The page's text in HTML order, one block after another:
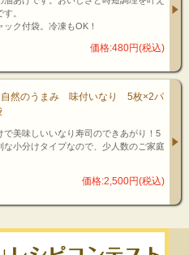
。
ク付袋。冷凍もOK！
価格:480円(税込)
自然のうまみ 味付いなり 5枚×2パ
で美味しいいなり寿司のできあがり！5
な小分けタイプなので、少人数のご家庭
価格:2,500円(税込)